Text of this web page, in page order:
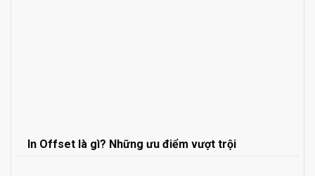
In Offset là gì? Những ưu điểm vượt trội